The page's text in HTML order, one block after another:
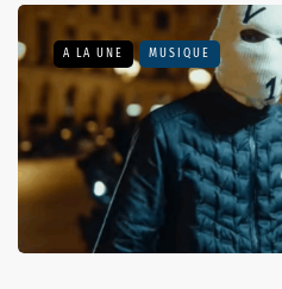
A LA UNE MUSIQUE